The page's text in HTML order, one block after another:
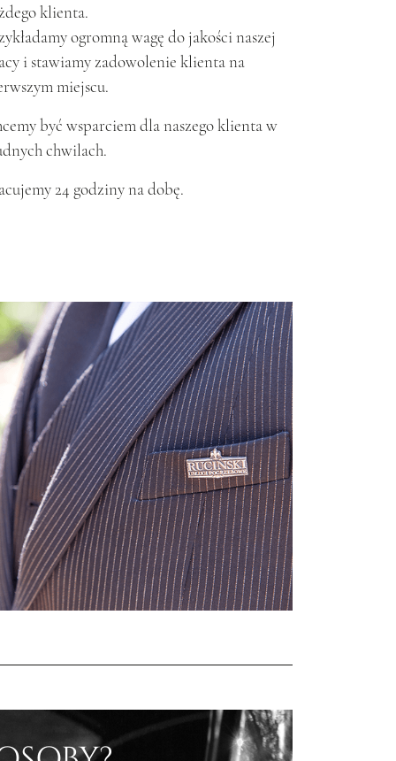
klienta.
ogromną wagę do jakości naszej
i stawiamy zadowolenie klienta na
miejscu.
być wsparciem dla naszego klienta w
chwilach.
24 godziny na dobę.